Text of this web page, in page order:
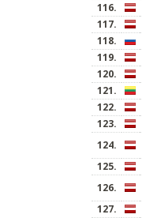
116.
117.
118.
119.
120.
121.
122.
123.
124.
125.
126.
127.